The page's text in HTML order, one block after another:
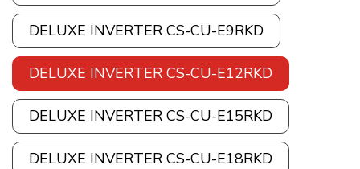
DELUXE INVERTER CS-CU-E9RKD
DELUXE INVERTER CS-CU-E12RKD
DELUXE INVERTER CS-CU-E15RKD
DELUXE INVERTER CS-CU-E18RKD